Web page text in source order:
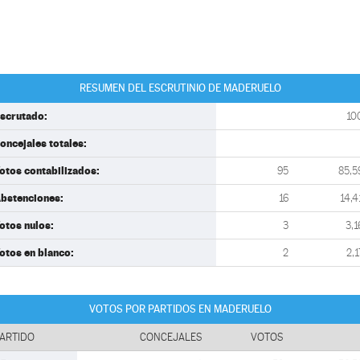
RESUMEN DEL ESCRUTINIO DE MADERUELO
totales:
contabilizados: 95
16
nulos: 3
en blanco: 2
VOTOS POR PARTIDOS EN MADERUELO
CONCEJALES VOTOS